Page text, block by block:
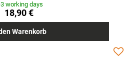
working days
18,90 €
Warenkorb